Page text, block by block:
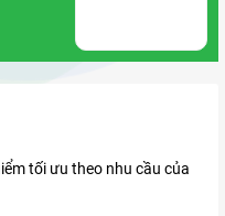
tối ưu theo nhu cầu của